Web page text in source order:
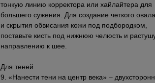
тонкую линию корректора или хайлайтера для
большего сужения. Для создание четкого
и скрытия обвисания кожи под подбородком,
поставьте кисть под нижнюю челюсть и
направлению к шее.
Для теней
9. «Нанести тени на центр века» –